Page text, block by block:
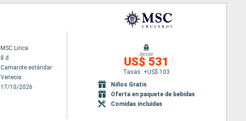
MSC Lirica
8 d
Camarote estándar
Venecia
17/10/2026
desde
US$ 531
Tasas: +US$ 103
Niños Gratis
Oferta en paquete de bebidas
Comidas incluidas